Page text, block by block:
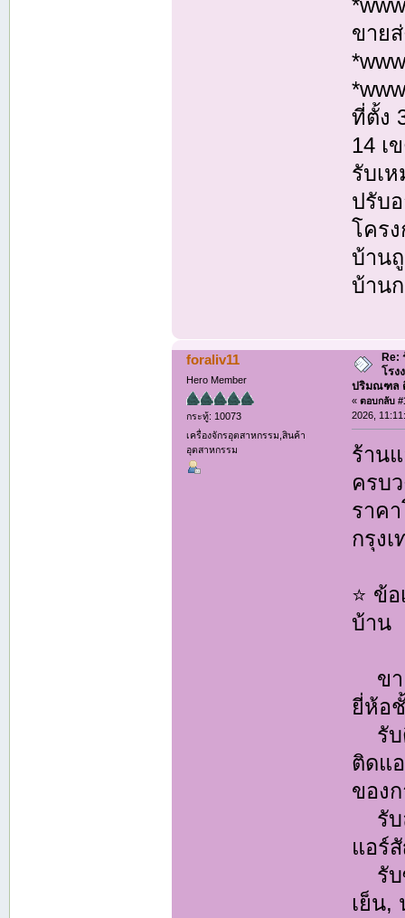
ขาย
ที่ตั้ง
14 เ
รับเ
ปรับ
โคร
บ้าน
บ้าน
foraliv11
Hero Member
กระทู้: 10073
เครื่องจักรอุตสาหกรรม,สินค้า
อุตสาหกรรม
Re:
โรง
ปริมณฑล
«ตอบกลับ
2026,
ร้าน
ครบ
ราค
กรุง
⭐ ข้
บ้าน
ขา
ยี่ห้อ
รับ
ติดแ
ของ
รับ
แอร์
รับ
เย็น,